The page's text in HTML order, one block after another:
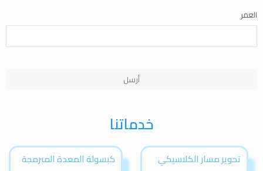
العمر
أرسل
خدماتنا
تحوير مسار الكلاسيكي كبسولة المعدة المبرمجة